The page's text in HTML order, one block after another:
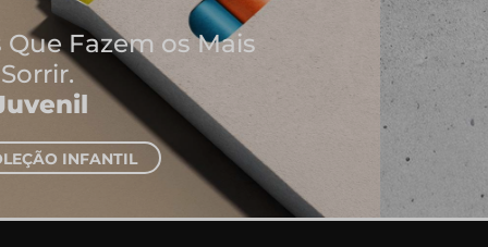
Onde Nascem As Melhores
Ideias
Cadernos e Blocos de Notas
EXPLORAR CADERNOS